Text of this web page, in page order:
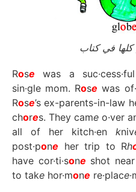
Rose was a
sin·gle mom. Rose was
Rose’s ex-parents-in-law
chores. They came o·ver
all of her kitch·en kniv
post·pone her trip to Rh
have cor·ti·sone shot
to take hor·mone re·place